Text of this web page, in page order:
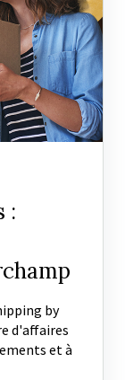
:
by
d'affaires
et à